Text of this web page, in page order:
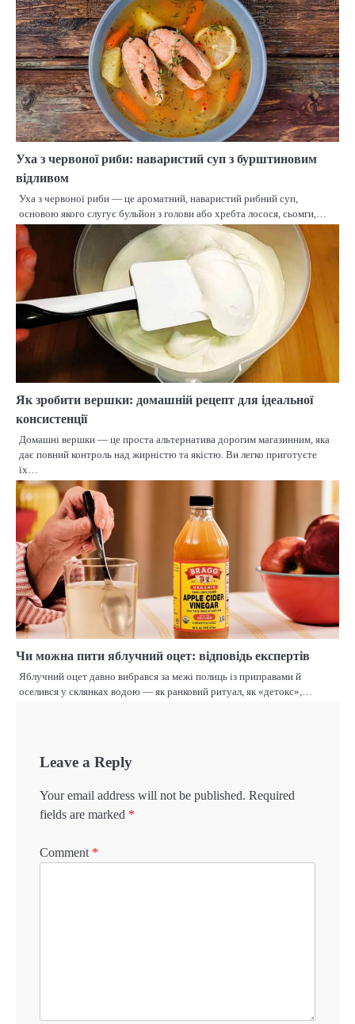
Уха з червоної риби: наваристий суп з бурштиновим
відливом
Уха з червоної риби — це ароматний, наваристий рибний суп,
основою якого слугує бульйон з голови або хребта лосося, сьомги,…
Як зробити вершки: домашній рецепт для ідеальної
консистенції
Домашні вершки — це проста альтернатива дорогим магазинним, яка
дає повний контроль над жирністю та якістю. Ви легко приготуєте
їх…
Чи можна пити яблучний оцет: відповідь експертів
Яблучний оцет давно вибрався за межі полиць із приправами й
оселився у склянках водою — як ранковий ритуал, як «детокс»,…
Leave a Reply
Your email address will not be published. Required
fields are marked *
Comment *